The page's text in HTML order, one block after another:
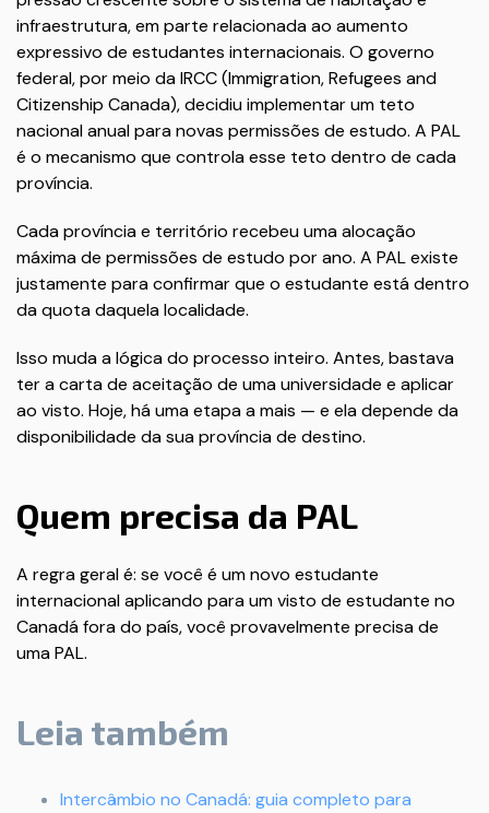
infraestrutura, em parte relacionada ao aumento
expressivo de estudantes internacionais. O governo
federal, por meio da IRCC (Immigration, Refugees and
Citizenship Canada), decidiu implementar um teto
nacional anual para novas permissões de estudo. A PAL
é o mecanismo que controla esse teto dentro de cada
província.
Cada província e território recebeu uma alocação
máxima de permissões de estudo por ano. A PAL existe
justamente para confirmar que o estudante está dentro
da quota daquela localidade.
Isso muda a lógica do processo inteiro. Antes, bastava
ter a carta de aceitação de uma universidade e aplicar
ao visto. Hoje, há uma etapa a mais — e ela depende da
disponibilidade da sua província de destino.
Quem precisa da PAL
A regra geral é: se você é um novo estudante
internacional aplicando para um visto de estudante no
Canadá fora do país, você provavelmente precisa de
uma PAL.
Leia também
Intercâmbio no Canadá: guia completo para